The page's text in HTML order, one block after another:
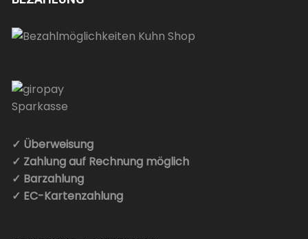
✓ Überweisung
✓ Zahlung auf Rechnung möglich
✓ Barzahlung
✓ EC-Kartenzahlung